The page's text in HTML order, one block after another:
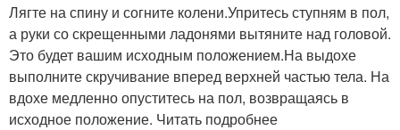
Лягте на спину и согните колени.Упритесь ступням в пол,
а руки со скрещенными ладонями вытяните над головой.
Это будет вашим исходным положением.На выдохе
выполните скручивание вперед верхней частью тела. На
вдохе медленно опуститесь на пол, возвращаясь в
исходное положение. Читать подробнее